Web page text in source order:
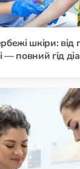
шкіри: від
— повний гід